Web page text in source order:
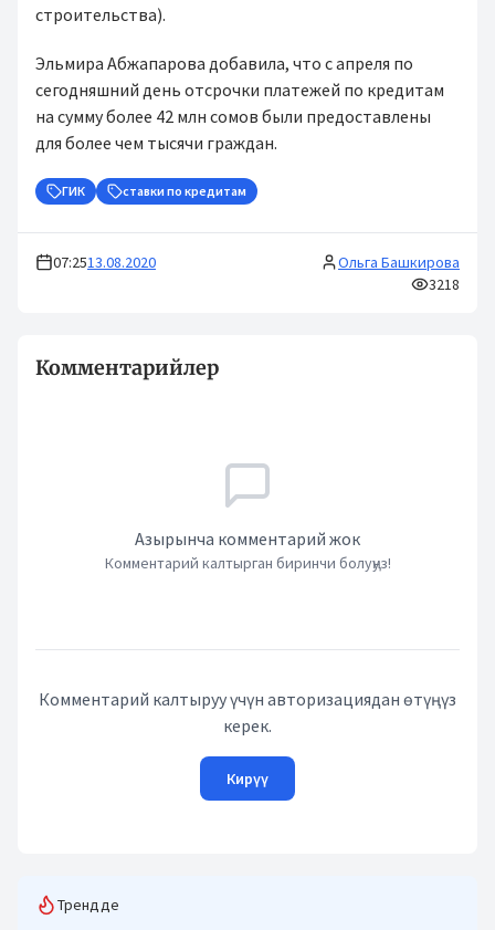
строительства).
Эльмира Абжапарова добавила, что с апреля по
сегодняшний день отсрочки платежей по кредитам
на сумму более 42 млн сомов были предоставлены
для более чем тысячи граждан.
ГИК ставки по кредитам
07:2513.08.2020
Ольга Башкирова
3218
Комментарийлер
Азырынча комментарий жок
Комментарий калтырган биринчи болуңуз!
Комментарий калтыруу үчүн авторизациядан өтүңүз
керек.
Кирүү
Трендде